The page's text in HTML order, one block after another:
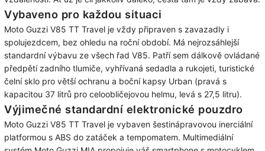
Vybaveno pro každou situaci
Moto Guzzi V85 TT Travel je vždy připraven s zavazadly i
spolujezdcem, bez ohledu na roční období. Má nejrozsáhlejší
standardní výbavu ze všech řad V85. Patří sem dálkově ovládané
předpětí zadního tlumiče, vyhřívaná sedadla a rukojeti, turistické
čelní sklo pro větší ochranu a boční kapsy Urban (pravá s
kapacitou 37 litrů pro celoobličejovou helmu, levá s 27,5 litru).
Výjimečné standardní elektronické pouzdro
Moto Guzzi V85 TT Travel je vybaven šestinápravovou inerciální
platformou s ABS do zatáček a tempomatem. Multimediální